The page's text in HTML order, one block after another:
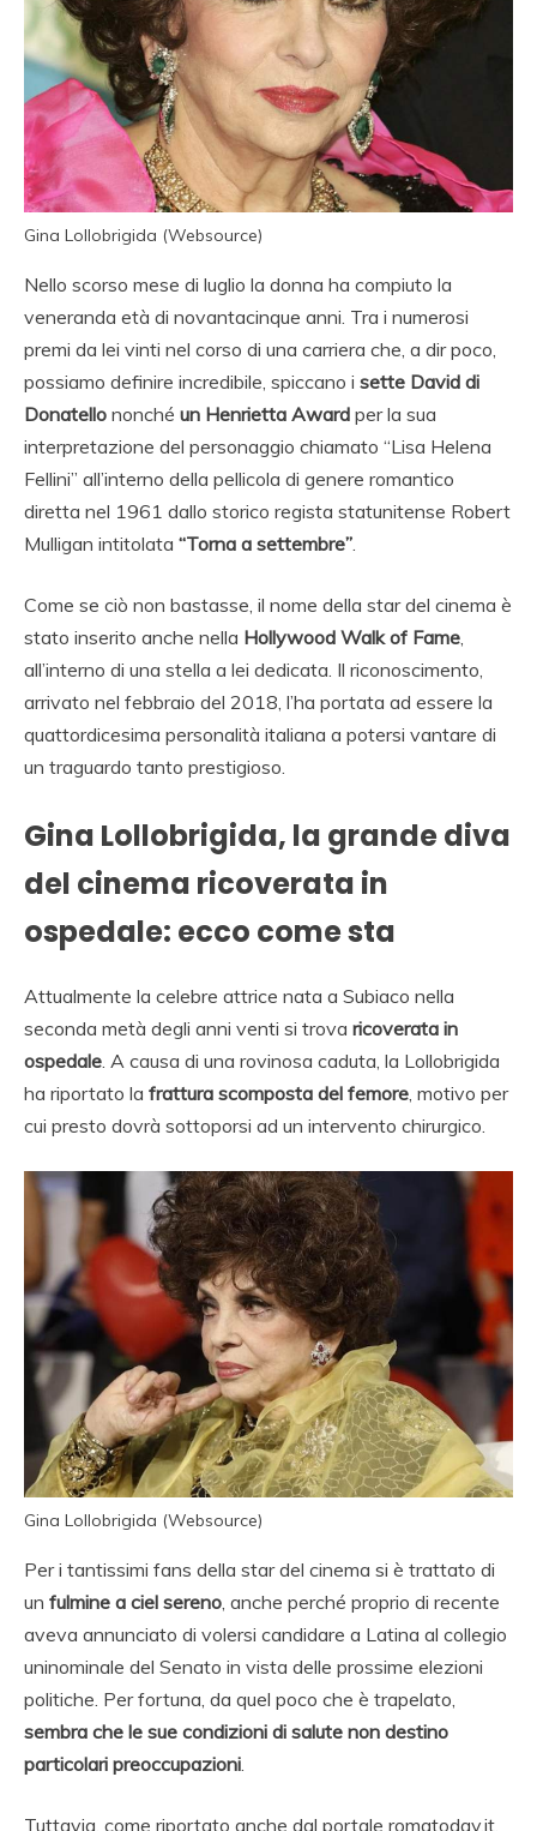
Gina Lollobrigida (Websource)
Nello scorso mese di luglio la donna ha compiuto la
veneranda età di novantacinque anni. Tra i numerosi
premi da lei vinti nel corso di una carriera che, a dir poco,
possiamo definire incredibile, spiccano i sette David di
Donatello nonché un Henrietta Award per la sua
interpretazione del personaggio chiamato “Lisa Helena
Fellini” all’interno della pellicola di genere romantico
diretta nel 1961 dallo storico regista statunitense Robert
Mulligan intitolata “Torna a settembre”.
Come se ciò non bastasse, il nome della star del cinema è
stato inserito anche nella Hollywood Walk of Fame,
all’interno di una stella a lei dedicata. Il riconoscimento,
arrivato nel febbraio del 2018, l’ha portata ad essere la
quattordicesima personalità italiana a potersi vantare di
un traguardo tanto prestigioso.
Gina Lollobrigida, la grande diva
del cinema ricoverata in
ospedale: ecco come sta
Attualmente la celebre attrice nata a Subiaco nella
seconda metà degli anni venti si trova ricoverata in
ospedale. A causa di una rovinosa caduta, la Lollobrigida
ha riportato la frattura scomposta del femore, motivo per
cui presto dovrà sottoporsi ad un intervento chirurgico.
Gina Lollobrigida (Websource)
Per i tantissimi fans della star del cinema si è trattato di
un fulmine a ciel sereno, anche perché proprio di recente
aveva annunciato di volersi candidare a Latina al collegio
uninominale del Senato in vista delle prossime elezioni
politiche. Per fortuna, da quel poco che è trapelato,
sembra che le sue condizioni di salute non destino
particolari preoccupazioni.
Tuttavia, come riportato anche dal portale romatoday.it,